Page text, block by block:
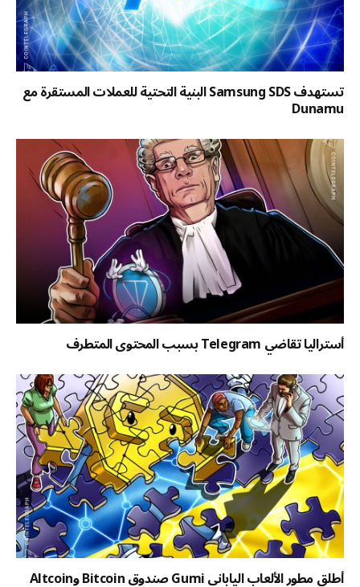
تستهدف Samsung SDS البنية التحتية للعملات المستقرة مع
Dunamu
أستراليا تقاضي Telegram بسبب المحتوى المتطرف
أطلق مطور الألعاب الياباني Gumi صندوق Bitcoin وAltcoin